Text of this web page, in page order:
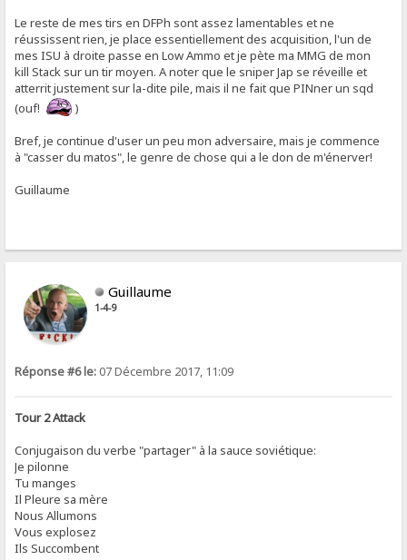
Le reste de mes tirs en DFPh sont assez lamentables et ne
réussissent rien, je place essentiellement des acquisition, l'un de
mes ISU à droite passe en Low Ammo et je pète ma MMG de mon
kill Stack sur un tir moyen. A noter que le sniper Jap se réveille et
atterrit justement sur la-dite pile, mais il ne fait que PINner un sqd
(ouf!
)
Bref, je continue d'user un peu mon adversaire, mais je commence
à "casser du matos", le genre de chose qui a le don de m'énerver!
Guillaume
Guillaume
1-4-9
Réponse #6 le: 07 Décembre 2017, 11:09
Tour 2 Attack
Conjugaison du verbe "partager" à la sauce soviétique:
Je pilonne
Tu manges
Il Pleure sa mère
Nous Allumons
Vous explosez
Ils Succombent